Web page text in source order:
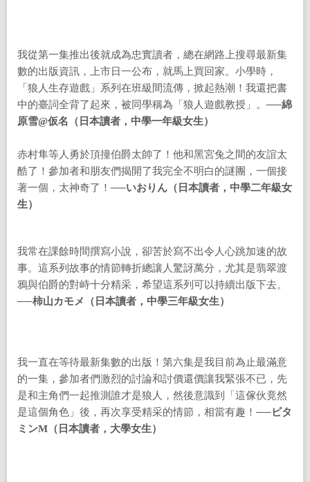
我從第一集推出後就成為忠實讀者，總在網路上搜尋最新集
數的出版資訊，上市日一公布，就馬上買回家。小學時，
「狼人生存遊戲」系列在班級間流傳，掀起熱潮！我還把書
中的臺詞全背了起來，被同學稱為「狼人遊戲教授」。──綿
原雪@仮名（日本讀者，中學一年級女生）
赤村隼等人勇於頂撞伯爵太帥了！他和黑宮兔之間的友誼太
酷了！參加者和朋友們揭開了我完全不明白的謎團，一個接
著一個，太神奇了！──いおりん（日本讀者，中學二年級女
生）
我常在課餘時間撰寫小說，卻苦於寫不出令人心跳加速的故
事。這系列故事的情節轉折總讓人驚訝萬分，尤其是翡翠渡
鴉與伯爵的對峙十分精采，希望這系列可以持續出版下去。
──柿山カモメ（日本讀者，中學三年級女生）
我一直在等待最新集數的出版！第六集是我目前為止最滿意
的一集，參加者們激烈的討論和討價還價讓我緊張不已，先
是和主角們一起推測誰才是狼人，然後意識到「這傢伙竟然
是這個角色」後，再次享受精采的情節，相當有趣！──ビタ
ミンM（日本讀者，大學女生）